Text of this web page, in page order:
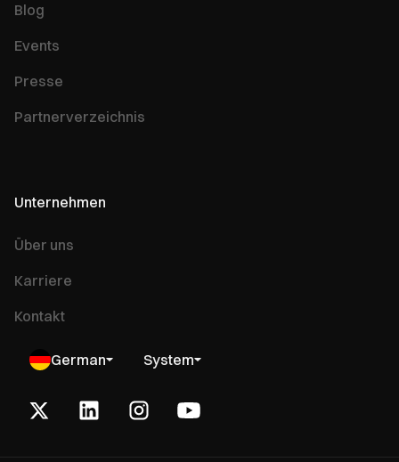
Blog
Events
Presse
Partnerverzeichnis
Unternehmen
Über uns
Karriere
Kontakt
German System